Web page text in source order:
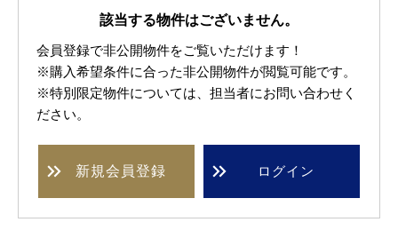
該当する物件はございません。
会員登録で非公開物件をご覧いただけます！
※購入希望条件に合った非公開物件が閲覧可能です。
※特別限定物件については、担当者にお問い合わせく
ださい。
新規会員登録 ログイン